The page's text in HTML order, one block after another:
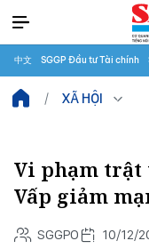
中文 SGGP Đầu tư Tài chính
XÃ HỘI
Vi phạm trật
Vấp giảm
SGGPO 10/12/